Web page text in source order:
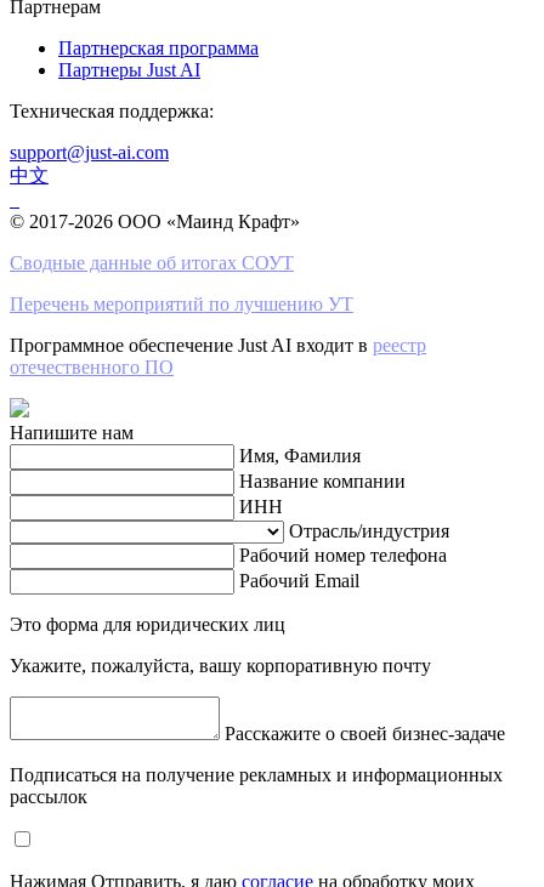
Партнерам
Партнерская программа
Партнеры Just AI
Техническая поддержка:
support@just-ai.com
中文
© 2017-2026 ООО «Маинд Крафт»
Сводные данные об итогах СОУТ
Перечень мероприятий по лучшению УТ
Программное обеспечение Just AI входит в реестр
отечественного ПО
Напишите нам
Имя, Фамилия
Название компании
ИНН
Отрасль/индустрия
Рабочий номер телефона
Рабочий Email
Это форма для юридических лиц
Укажите, пожалуйста, вашу корпоративную почту
Расскажите о своей бизнес-задаче
Подписаться на получение рекламных и информационных
рассылок
Нажимая Отправить, я даю согласие на обработку моих